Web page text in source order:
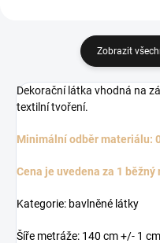
Zobrazit
Dekorační látka vhodná na
textilní tvoření.
Minimální odběr materiálu:
Cena je uvedena za 1
Kategorie: bavlněné látky
Šíře metráže: 140 cm +/- 1